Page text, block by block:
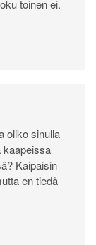
toinen ei.
oliko sinulla
kaapeissa
Kaipaisin
en tiedä